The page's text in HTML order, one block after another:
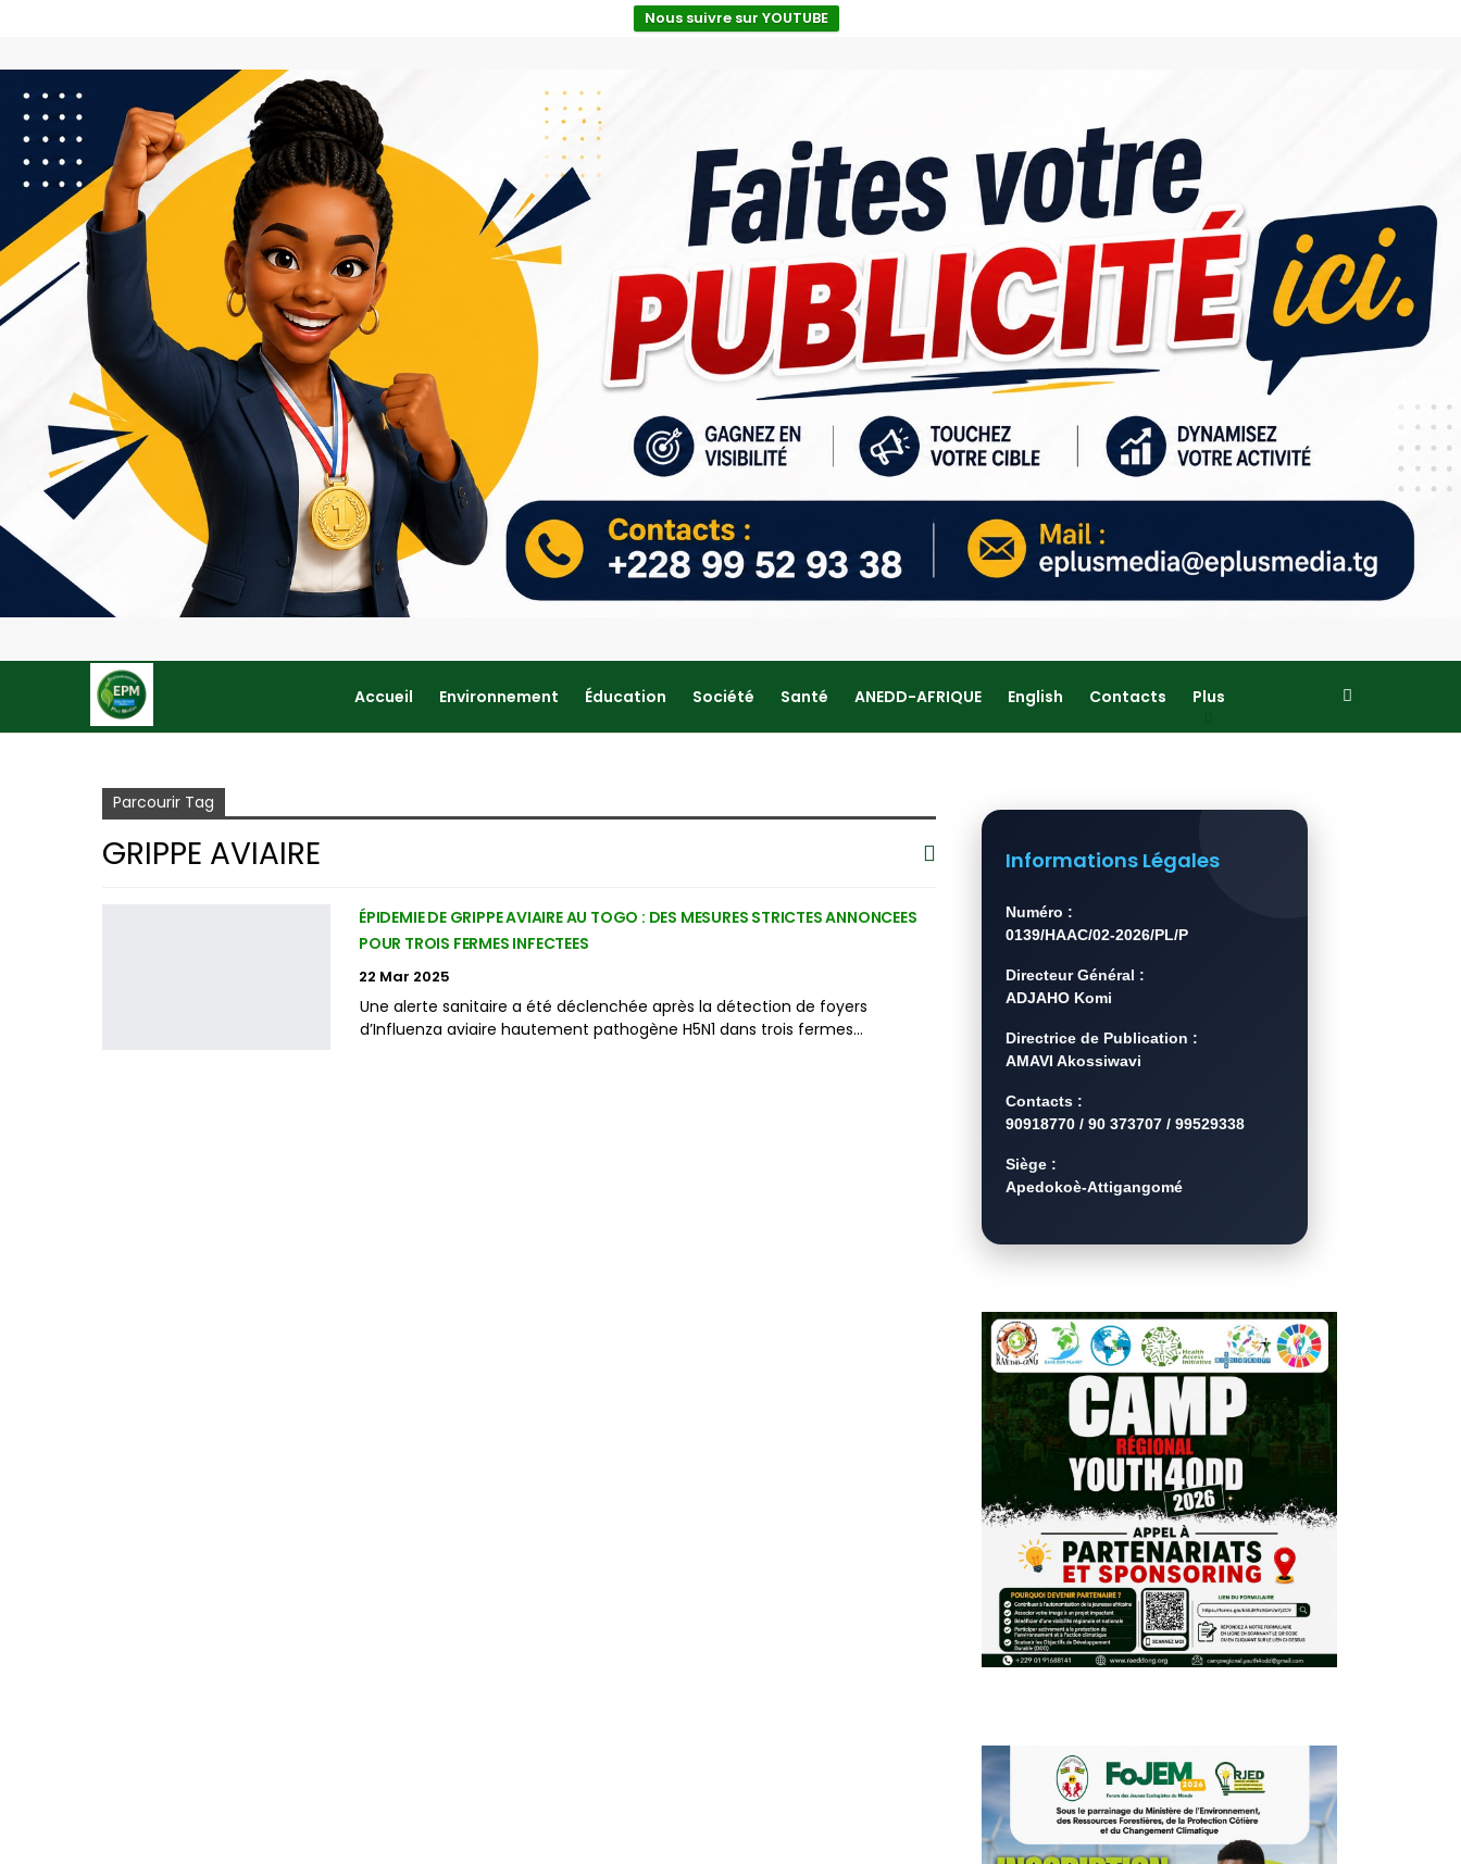
Nous suivre sur YOUTUBE
Accueil Environnement Éducation Société Santé ANEDD-AFRIQUE English Contacts Plus
Parcourir Tag
GRIPPE AVIAIRE
ÉPIDEMIE DE GRIPPE AVIAIRE AU TOGO : DES MESURES STRICTES ANNONCEES
POUR TROIS FERMES INFECTEES
22 Mar 2025
Une alerte sanitaire a été déclenchée après la détection de foyers
d’Influenza aviaire hautement pathogène H5N1 dans trois fermes…
Informations Légales
Numéro :
0139/HAAC/02-2026/PL/P
Directeur Général :
ADJAHO Komi
Directrice de Publication :
AMAVI Akossiwavi
Contacts :
90918770 / 90 373707 / 99529338
Siège :
Apedokoè-Attigangomé